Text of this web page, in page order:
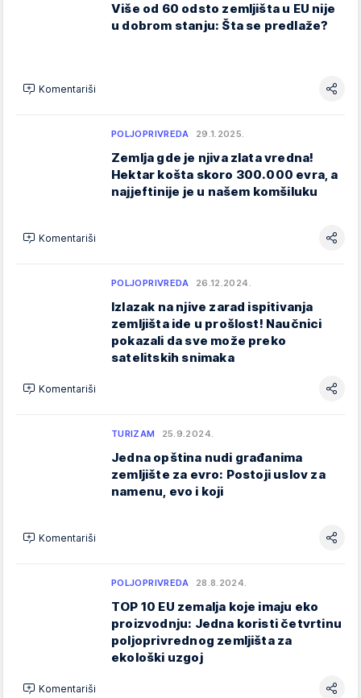
Više od 60 odsto zemljišta u EU nije
u dobrom stanju: Šta se predlaže?
Komentariši
POLJOPRIVREDA 29.1.2025.
Zemlja gde je njiva zlata vredna!
Hektar košta skoro 300.000 evra, a
najjeftinije je u našem komšiluku
Komentariši
POLJOPRIVREDA 26.12.2024.
Izlazak na njive zarad ispitivanja
zemljišta ide u prošlost! Naučnici
pokazali da sve može preko
satelitskih snimaka
Komentariši
TURIZAM 25.9.2024.
Jedna opština nudi građanima
zemljište za evro: Postoji uslov za
namenu, evo i koji
Komentariši
POLJOPRIVREDA 28.8.2024.
TOP 10 EU zemalja koje imaju eko
proizvodnju: Jedna koristi četvrtinu
poljoprivrednog zemljišta za
ekološki uzgoj
Komentariši